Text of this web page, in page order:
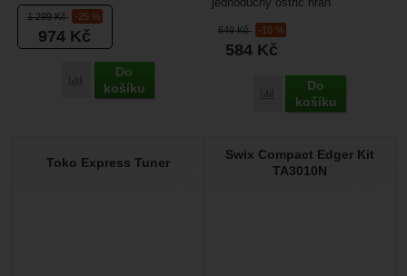
1 299Kč -25 %
974 Kč
Porovnat
Do
košíku
hran sjezdových lyží...
649Kč -10 %
584 Kč
Porovnat
Do
košíku
jednoduchý ostřič hran
broušení 87 a 88°....
Toko Express Tuner
Swix Compact Edger Kit
TA3010N